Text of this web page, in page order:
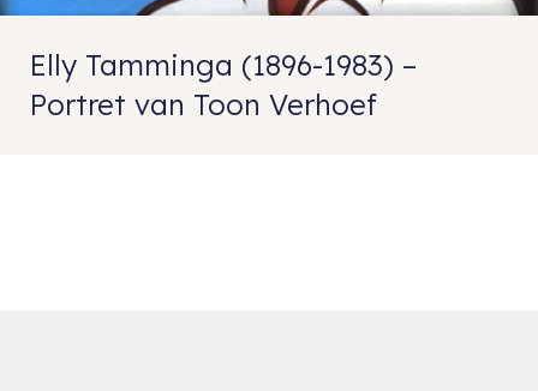
Elly Tamminga (1896-1983) –
Portret van Toon Verhoef